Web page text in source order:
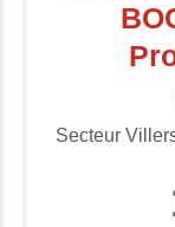
Secteur